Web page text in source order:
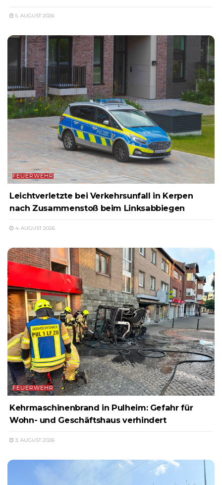
5. AUGUST 2026
FEUERWEHR
Leichtverletzte bei Verkehrsunfall in Kerpen
nach Zusammenstoß beim Linksabbiegen
4. AUGUST 2026
FEUERWEHR
Kehrmaschinenbrand in Pulheim: Gefahr für
Wohn- und Geschäftshaus verhindert
3. AUGUST 2026